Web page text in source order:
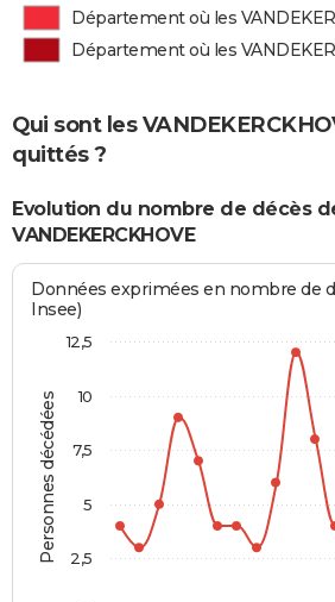
Département où les
Département où les
Qui sont les
quittés ?
Evolution du nombre de décès
VANDEKERCKHOVE
Personnes décédées
Données exprimées en nombre de
Insee)
2,5
5
7,5
10
12,5